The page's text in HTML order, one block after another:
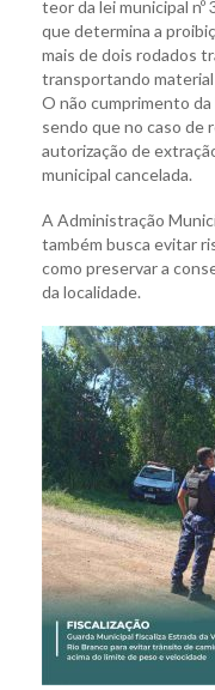
teor da lei municipal
que determina a
mais de dois rodados
transportando
O não cumprimento da
sendo que no caso de
autorização de
municipal cancelada.
A Administração
também busca evitar
como preservar a
da localidade.